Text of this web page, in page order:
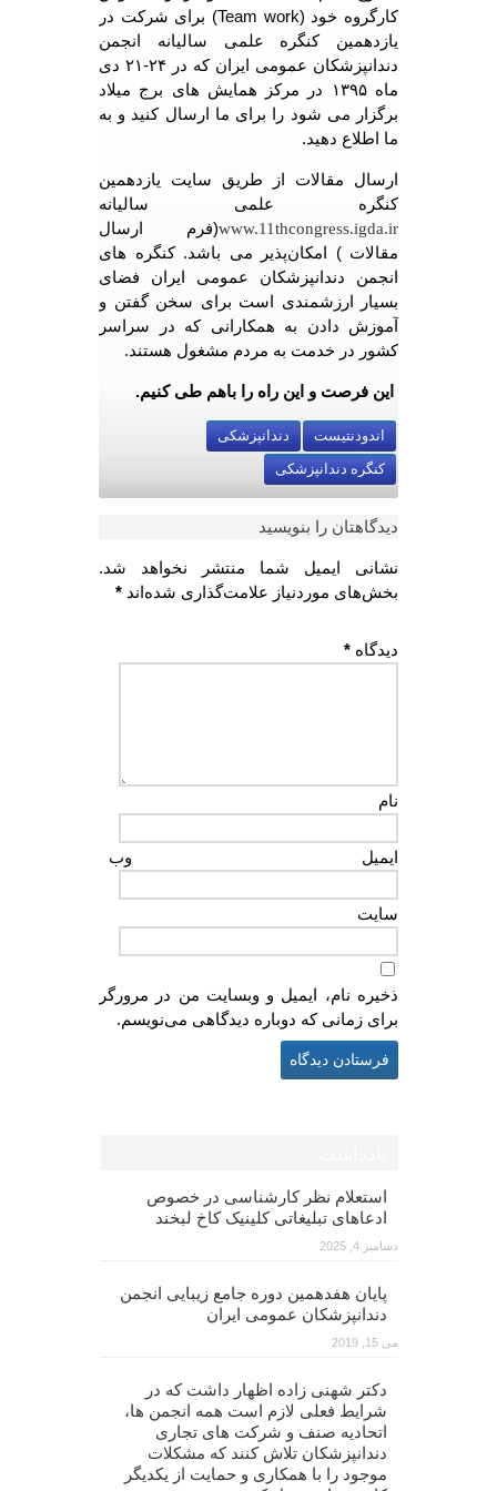
کارگروه خود (Team work) برای شرکت در
یازدهمین کنگره علمی سالیانه انجمن
دندانپزشکان عمومی ایران که در ۲۴-۲۱ دی
ماه ۱۳۹۵ در مرکز همایش های برج میلاد
برگزار می شود را برای ما ارسال کنید و به
ما اطلاع دهید.
ارسال مقالات از طریق سایت یازدهمین
کنگره علمی سالیانه
www.11thcongress.igda.ir
(فرم ارسال
مقالات ) امکان‌پذیر می باشد. کنگره های
انجمن دندانپزشکان عمومی ایران فضای
بسیار ارزشمندی است برای سخن گفتن و
آموزش دادن به همکارانی که در سراسر
کشور در خدمت به مردم مشغول هستند.
این فرصت و این راه را باهم طی کنیم.
اندودنتیست
دندانپزشکی
کنگره دندانپزشکی
دیدگاهتان را بنویسید
نشانی ایمیل شما منتشر نخواهد شد.
بخش‌های موردنیاز علامت‌گذاری شده‌اند *
دیدگاه *
نام
ایمیل وب‌
سایت
ذخیره نام، ایمیل و وبسایت من در مرورگر
برای زمانی که دوباره دیدگاهی می‌نویسم.
استعلام نظر کارشناسی در خصوص
ادعاهای تبلیغاتی کلینیک کاخ لبخند
دسامبر 4, 2025
پایان هفدهمین دوره جامع زیبایی انجمن
دندانپزشکان عمومی ایران
می 15, 2019
دکتر شهنی زاده اظهار داشت که در
شرایط فعلی لازم است همه انجمن ها،
اتحادیه صنف و شرکت های تجاری
دندانپزشکان تلاش کنند که مشکلات
موجود را با همکاری و حمایت از یکدیگر